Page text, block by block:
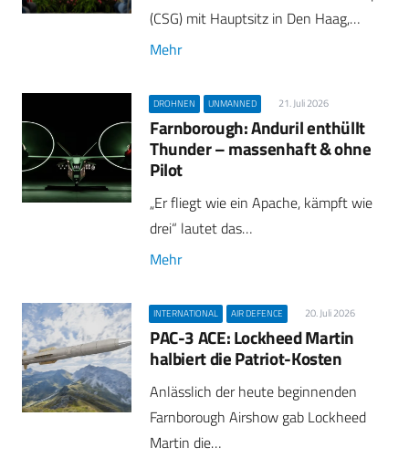
(CSG) mit Hauptsitz in Den Haag,…
Mehr
DROHNEN UNMANNED 21. Juli 2026
Farnborough: Anduril enthüllt
Thunder – massenhaft & ohne
Pilot
„Er fliegt wie ein Apache, kämpft wie
drei“ lautet das…
Mehr
INTERNATIONAL AIR DEFENCE 20. Juli 2026
PAC-3 ACE: Lockheed Martin
halbiert die Patriot-Kosten
Anlässlich der heute beginnenden
Farnborough Airshow gab Lockheed
Martin die…